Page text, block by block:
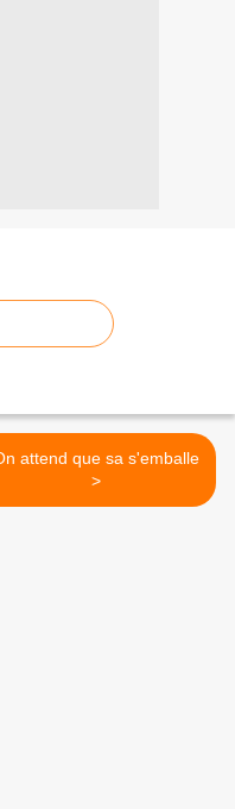
attend que sa s'emballe
>